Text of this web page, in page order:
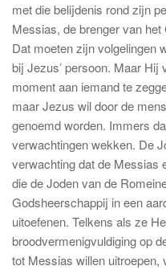
met die belijdenis rond zijn
Messias, de brenger van
Dat moeten zijn volgelingen
bij Jezus’ persoon. Maar Hij
moment aan iemand te
maar Jezus wil door de
genoemd worden. Immers
verwachtingen wekken. De
verwachting dat de Messias
die de Joden van de
Godsheerschappij in een
uitoefenen. Telkens als ze
broodvermenigvuldiging op
tot Messias willen